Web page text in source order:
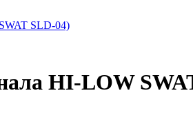
HI-LOW